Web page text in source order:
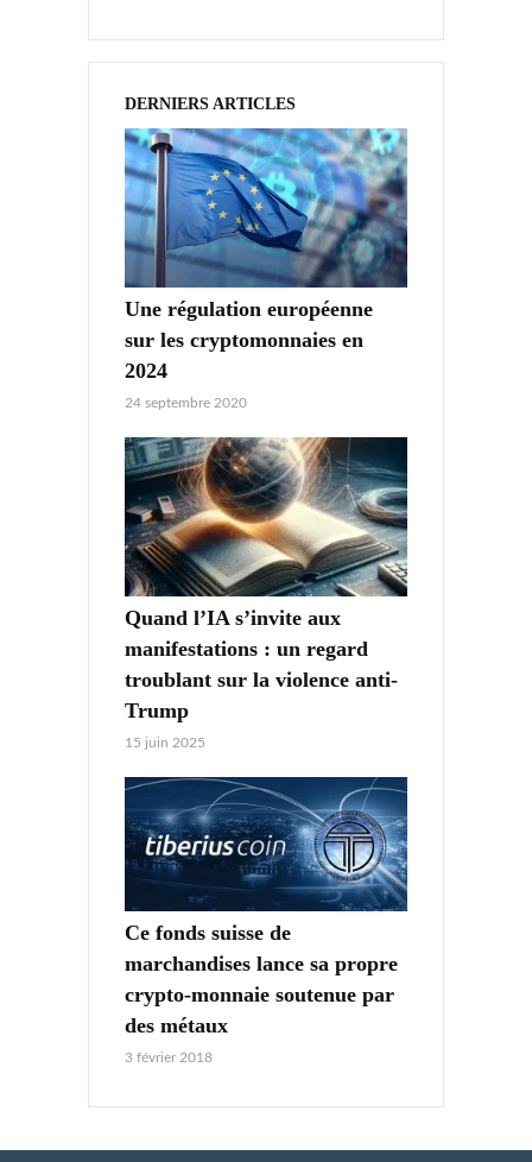
DERNIERS ARTICLES
Une régulation européenne
sur les cryptomonnaies en
2024
24 septembre 2020
Quand l’IA s’invite aux
manifestations : un regard
troublant sur la violence anti-
Trump
15 juin 2025
Ce fonds suisse de
marchandises lance sa propre
crypto-monnaie soutenue par
des métaux
3 février 2018